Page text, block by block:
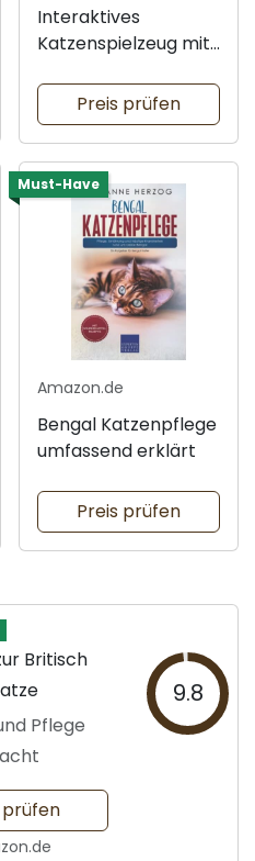
Interaktives
Katzenspielzeug mit
Preis prüfen
Must-Have
Amazon.de
Bengal Katzenpflege
umfassend erklärt
Preis prüfen
Britisch
Pflege
9.8
prüfen